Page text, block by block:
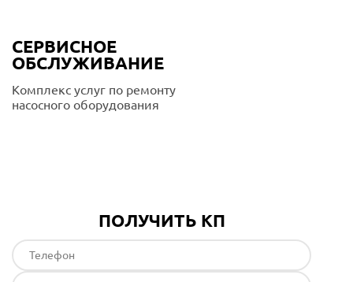
СЕРВИСНОЕ
ОБСЛУЖИВАНИЕ
Комплекс услуг по ремонту
насосного оборудования
ПОЛУЧИТЬ КП